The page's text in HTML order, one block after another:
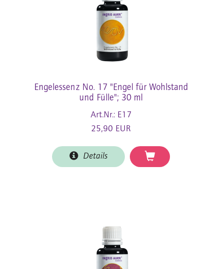
Engelessenz No. 17 "Engel für Wohlstand
und Fülle"; 30 ml
Art.Nr.: E17
25,90 EUR
Details